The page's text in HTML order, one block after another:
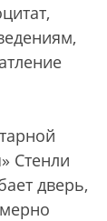
Стенли
дверь,